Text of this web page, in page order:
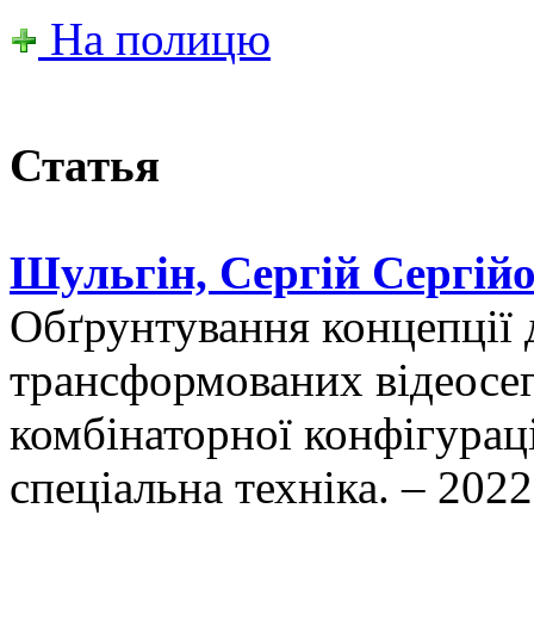
На полицю
Статья
Шульгін, Сергій
Обґрунтування концепції
трансформованих
комбінаторної
спеціальна техніка. –